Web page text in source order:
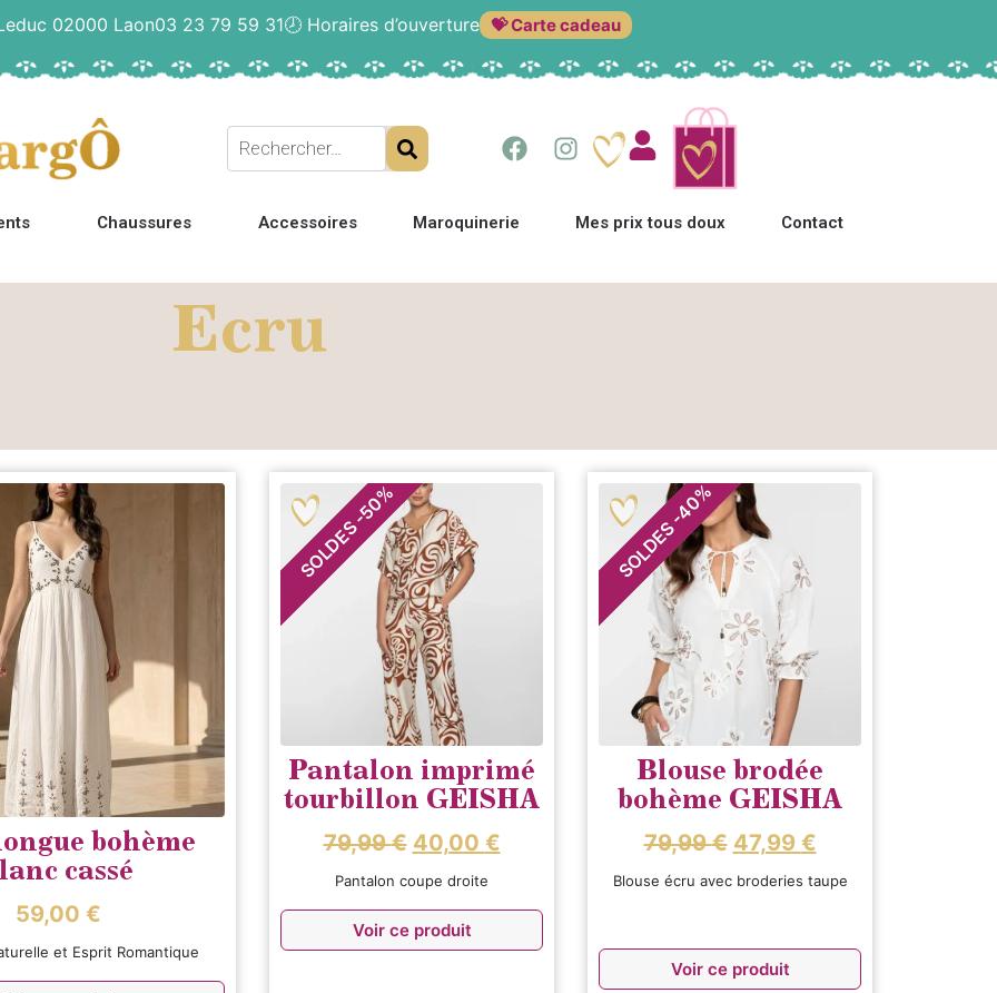
02000 Laon03 23 79 59 31🕗 Horaires d’ouverture 💝 Carte cadeau
Chaussures Accessoires Maroquinerie Mes prix tous doux Contact
Ecru
bohème
cassé
59,00 €
et Esprit Romantique
SOLDES
-
50
%
Pantalon imprimé
tourbillon GEISHA
79,99€ 40,00 €
Pantalon coupe droite
Voir ce produit
SOLDES
-
40
%
Blouse brodée
bohème GEISHA
79,99€ 47,99 €
Blouse écru avec broderies taupe
Voir ce produit